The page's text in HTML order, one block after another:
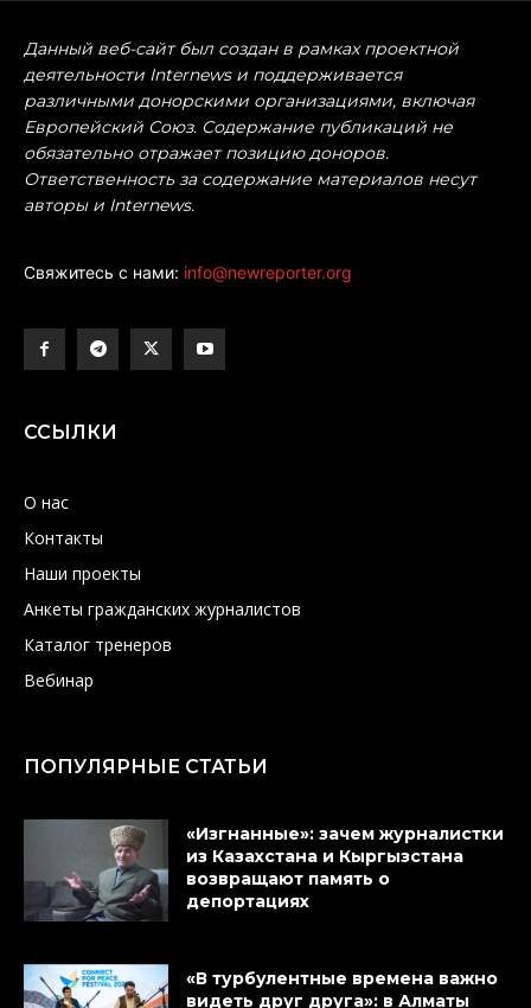
Данный веб-сайт был создан в рамках проектной
деятельности Internews и поддерживается
различными донорскими организациями, включая
Европейский Союз. Содержание публикаций не
обязательно отражает позицию доноров.
Ответственность за содержание материалов несут
авторы и Internews.
Свяжитесь с нами: info@newreporter.org
ССЫЛКИ
О нас
Контакты
Наши проекты
Анкеты гражданских журналистов
Каталог тренеров
Вебинар
ПОПУЛЯРНЫЕ СТАТЬИ
«Изгнанные»: зачем журналистки
из Казахстана и Кыргызстана
возвращают память о
депортациях
«В турбулентные времена важно
видеть друг друга»: в Алматы